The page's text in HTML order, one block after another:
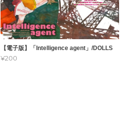
【電子版】「Intelligence agent」/DOLLS
¥200